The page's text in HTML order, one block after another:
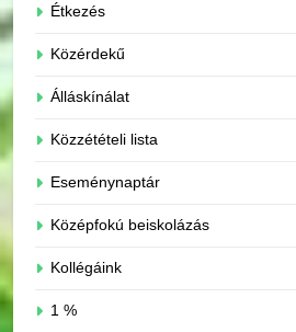
Étkezés
Közérdekű
Álláskínálat
Közzétételi lista
Eseménynaptár
Középfokú beiskolázás
Kollégáink
1 %